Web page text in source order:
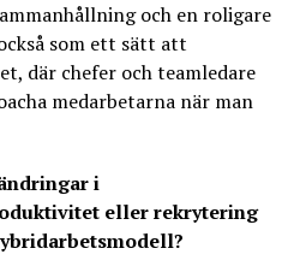
och en roligare
som ett sätt att
där chefer och teamledare
medarbetarna när man
i
eller rekrytering